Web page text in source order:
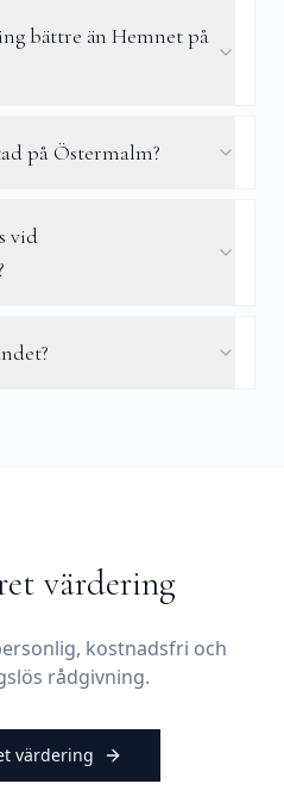
bättre än Hemnet på
på Östermalm?
vid
värdering
kostnadsfri och
rådgivning.
värdering